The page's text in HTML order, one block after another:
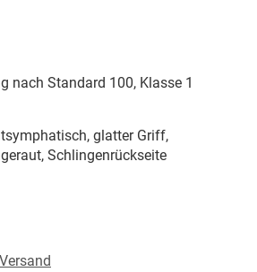
nach Standard 100, Klasse 1
glatter Griff,
Schlingenrückseite
Versand